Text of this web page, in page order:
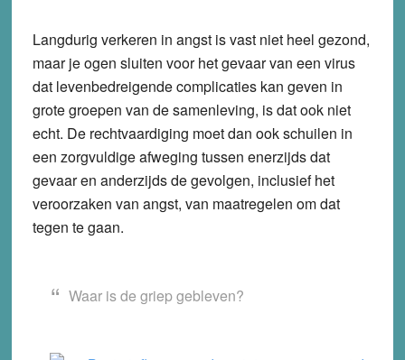
Langdurig verkeren in angst is vast niet heel gezond,
maar je ogen sluiten voor het gevaar van een virus
dat levenbedreigende complicaties kan geven in
grote groepen van de samenleving, is dat ook niet
echt. De rechtvaardiging moet dan ook schuilen in
een zorgvuldige afweging tussen enerzijds dat
gevaar en anderzijds de gevolgen, inclusief het
veroorzaken van angst, van maatregelen om dat
tegen te gaan.
Waar is de griep gebleven?